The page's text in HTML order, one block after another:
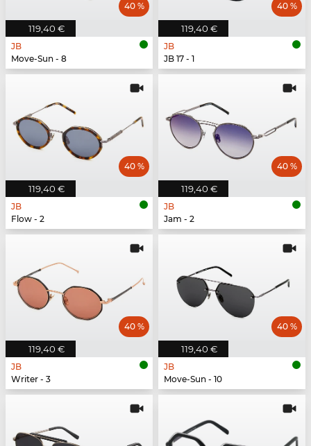
119,40 €
40 %
JB
Move-Sun - 8
119,40 €
40 %
JB
JB 17 - 1
119,40 €
40 %
JB
Flow - 2
119,40 €
40 %
JB
Jam - 2
119,40 €
40 %
JB
Writer - 3
119,40 €
40 %
JB
Move-Sun - 10